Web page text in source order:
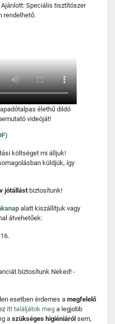
Speciális tisztítószer
rendelhető.
élethű dildó
videóját!
költséget mi álljuk!
küldjük, így
jótállást biztosítunk!
alatt kiszállítjuk vagy
átvehetőek:
biztosítunk Neked! -
esetben érdemes a megfelelő
itt találjátok meg a legjobb
a szükséges higiéniáról sem,